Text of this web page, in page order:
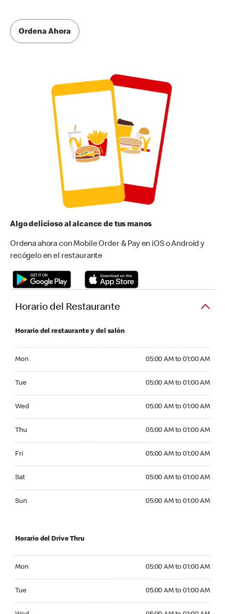
Ordena Ahora
Algo delicioso al alcance de tus manos
Ordena ahora con Mobile Order & Pay en iOS o Android y
recógelo en el restaurante
Horario del Restaurante
Horario del restaurante y del salón
Mon 05:00 AM to 01:00 AM
Tue 05:00 AM to 01:00 AM
Wed 05:00 AM to 01:00 AM
Thu 05:00 AM to 01:00 AM
Fri 05:00 AM to 01:00 AM
Sat 05:00 AM to 01:00 AM
Sun 05:00 AM to 01:00 AM
Horario del Drive Thru
Mon 05:00 AM to 01:00 AM
Tue 05:00 AM to 01:00 AM